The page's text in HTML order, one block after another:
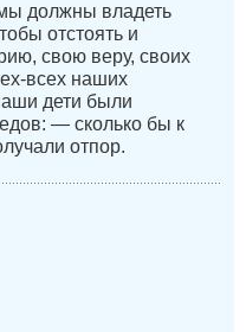
должны владеть
отстоять и
свою веру, своих
всех наших
дети были
— сколько бы к
отпор.